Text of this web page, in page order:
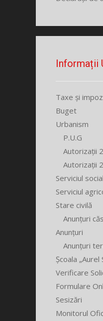
Informații
Taxe și
Buget
Urbanism
P.U.G
Autorizații
Autorizații
Serviciul social
Serviciul
Stare civilă
Anunțuri
Anunțuri
Anunțuri
Școala „Aurel
Verificare
Formulare
Sesizări
Monitorul